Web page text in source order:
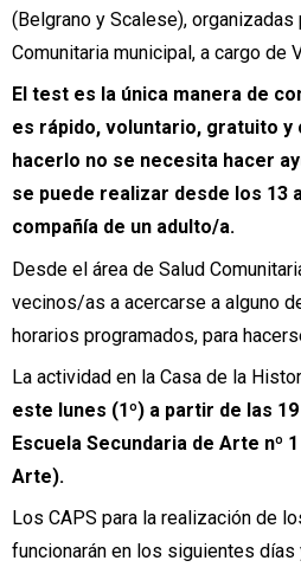
(Belgrano y Scalese),
Comunitaria municipal, a cargo de
El test es la única manera de
es rápido, voluntario, gratuito y
hacerlo no se necesita hacer
se puede realizar desde los 13
compañía de un adulto/a.
Desde el área de Salud
vecinos/as a acercarse a alguno
horarios programados, para
La actividad en la Casa de la
este lunes (1º) a partir de las
Escuela Secundaria de Arte nº
Arte).
Los CAPS para la realización de
funcionarán en los siguientes días